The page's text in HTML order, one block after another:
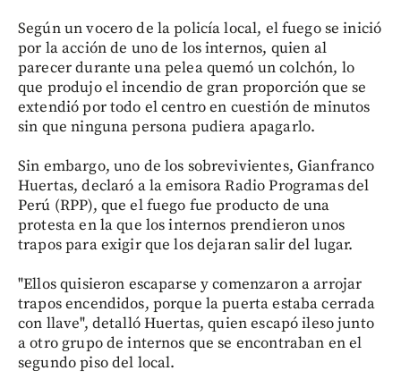
Según un vocero de la policía local, el fuego se inició
por la acción de uno de los internos, quien al
parecer durante una pelea quemó un colchón, lo
que produjo el incendio de gran proporción que se
extendió por todo el centro en cuestión de minutos
sin que ninguna persona pudiera apagarlo.
Sin embargo, uno de los sobrevivientes, Gianfranco
Huertas, declaró a la emisora Radio Programas del
Perú (RPP), que el fuego fue producto de una
protesta en la que los internos prendieron unos
trapos para exigir que los dejaran salir del lugar.
"Ellos quisieron escaparse y comenzaron a arrojar
trapos encendidos, porque la puerta estaba cerrada
con llave", detalló Huertas, quien escapó ileso junto
a otro grupo de internos que se encontraban en el
segundo piso del local.